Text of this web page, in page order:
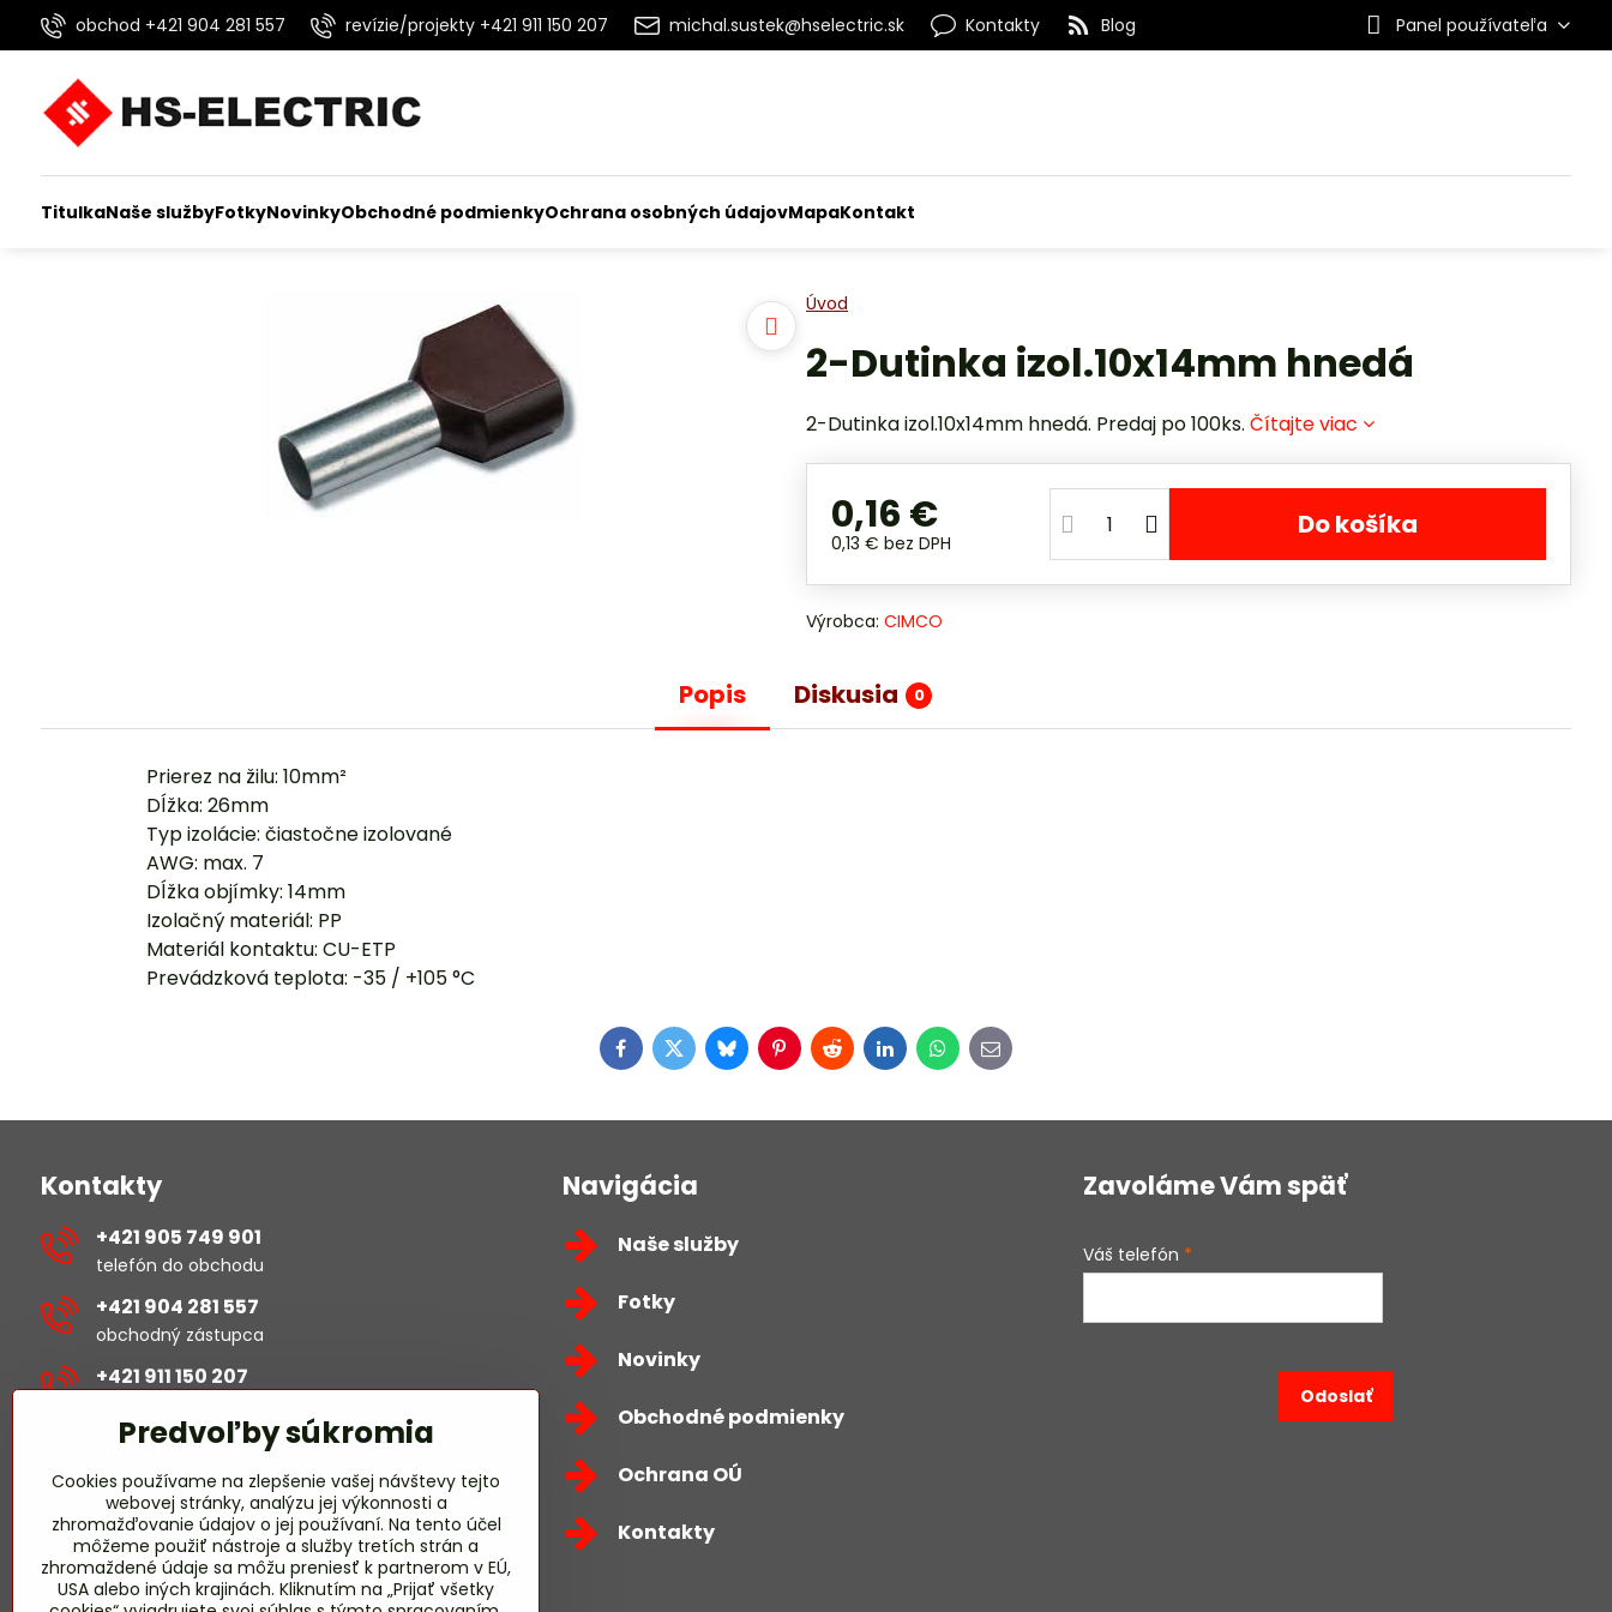
obchod +421 904 281 557 revízie/projekty +421 911 150 207 michal.sustek@hselectric.sk Kontakty Blog Panel používateľa
TitulkaNaše službyFotkyNovinkyObchodné podmienkyOchrana osobných údajovMapaKontakt
Úvod
2-Dutinka izol.10x14mm hnedá
2-Dutinka izol.10x14mm hnedá. Predaj po 100ks. Čítajte viac
0,16 €
0,13 € bez DPH
Do košíka
Výrobca: CIMCO
Popis Diskusia 0
Prierez na žilu: 10mm²
Dĺžka: 26mm
Typ izolácie: čiastočne izolované
AWG: max. 7
Dĺžka objímky: 14mm
Izolačný materiál: PP
Materiál kontaktu: CU-ETP
Prevádzková teplota: -35 / +105 °C
Facebook
TwitterBlueskyPinterest
RedditLinkedInWhatsApp
E-
mail
Kontakty
+421 905 749 901
telefón do obchodu
+421 904 281 557
obchodný zástupca
+421 911 150 207
michal​.sustek​@hselectric​.sk
obchod​@hselectric​.sk
miroslav​.harmady​@hselectric​.sk
revízie/projekty
Navigácia
Naše služby
Fotky
Novinky
Obchodné podmienky
Ochrana OÚ
Kontakty
Zavoláme Vám späť
Váš telefón *
Odoslať
Predvoľby súkromia
Cookies používame na zlepšenie vašej návštevy tejto
webovej stránky, analýzu jej výkonnosti a
zhromažďovanie údajov o jej používaní. Na tento účel
môžeme použiť nástroje a služby tretích strán a
zhromaždené údaje sa môžu preniesť k partnerom v EÚ,
USA alebo iných krajinách. Kliknutím na „Prijať všetky